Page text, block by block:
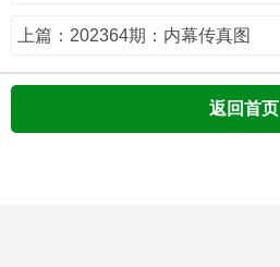
上篇：202364期：内幕传真图
返回首页